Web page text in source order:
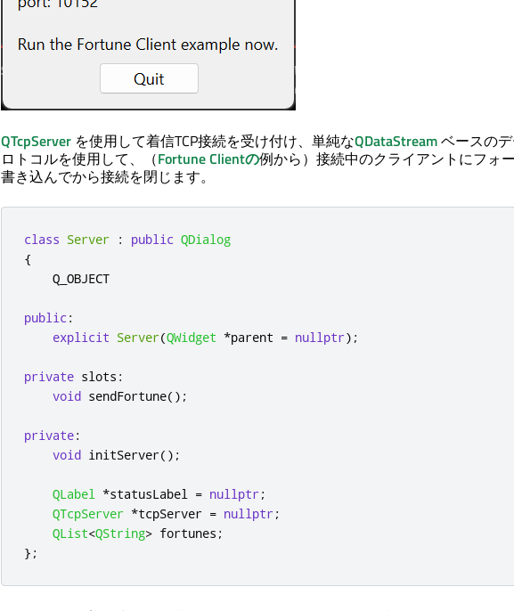
QTcpServer を使用して着信TCP接続を受け付け、単純なQDataStreamベースの
ロトコルを使用して、（Fortune Clientの例から）接続中のクライアントにフォ
書き込んでから接続を閉じます。
class Server : public QDialog
{
    Q_OBJECT
public :
explicit Server(QWidget *parent = nullptr);
private slots :
void sendFortune();
private:
void initServer();
QLabel *statusLabel = nullptr ;
QTcpServer *tcpServer = nullptr ;
QList<QString> fortunes ;
};